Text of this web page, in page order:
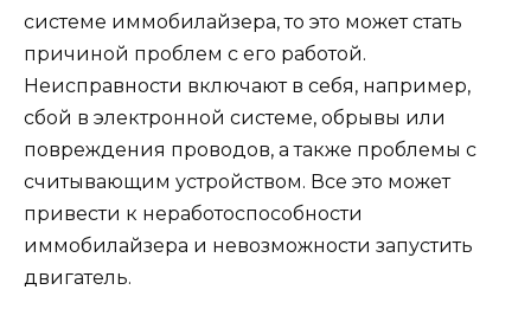
системе иммобилайзера, то это может стать
причиной проблем с его работой.
Неисправности включают в себя, например,
сбой в электронной системе, обрывы или
повреждения проводов, а также проблемы с
считывающим устройством. Все это может
привести к неработоспособности
иммобилайзера и невозможности запустить
двигатель.